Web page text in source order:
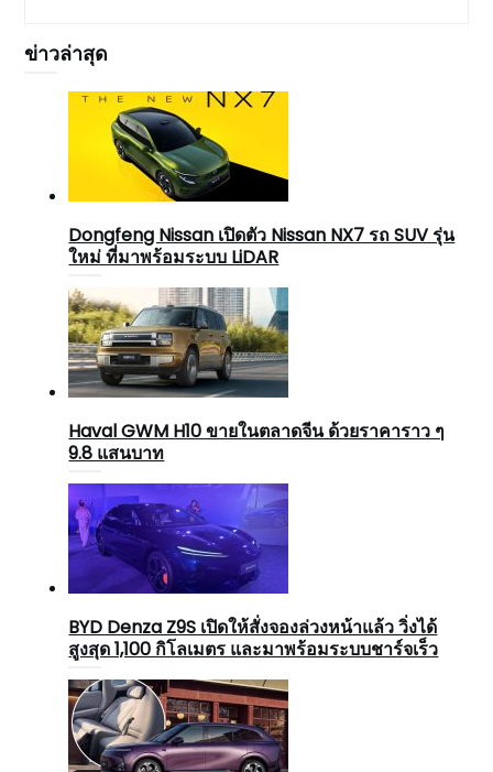
ข่าวล่าสุด
Dongfeng Nissan เปิดตัว Nissan NX7 รถ SUV รุ่น
ใหม่ ที่มาพร้อมระบบ LiDAR
Haval GWM H10 ขายในตลาดจีน ด้วยราคาราว ๆ
9.8 แสนบาท
BYD Denza Z9S เปิดให้สั่งจองล่วงหน้าแล้ว วิ่งได้
สูงสุด 1,100 กิโลเมตร และมาพร้อมระบบชาร์จเร็ว